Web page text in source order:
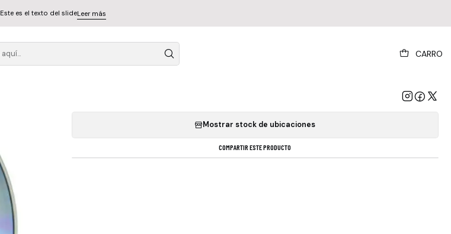
CARRO
Este es el texto del slideLeer más
Mostrar stock de ubicaciones
COMPARTIR ESTE PRODUCTO